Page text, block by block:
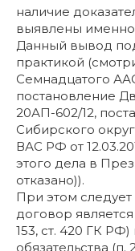
наличие
выявлены именно
Данный вывод
практикой
Семнадцатого ААС
постановление
20АП-602/12,
Сибирского
ВАС РФ от
этого дела в
отказано)).
При этом следует
договор
153, ст. 420 ГК
обязательства (п.